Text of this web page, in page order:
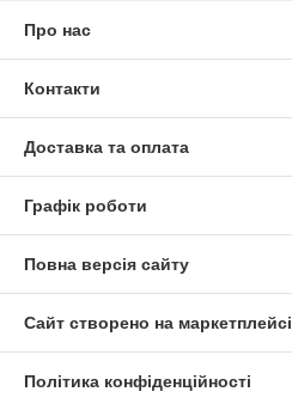
Про нас
Контакти
Доставка та оплата
Графік роботи
Повна версія сайту
Сайт створено на маркетплейсі
Політика конфіденційності